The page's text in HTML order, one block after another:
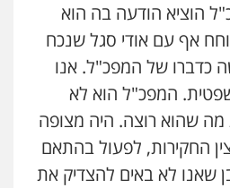
ענבר
מיסים הלבנת הון ייעוץ לעורכי
סולומון
מיסים הלבנת הון
הוציא הודעה בה הוא
אף עם אודי סגל שנכח
כדברו של המפכ"ל. אנו
המפכ"ל הוא לא
מה שהוא רוצה. היה מצופה
החקירות, לפעול בהתאם
שאנו לא באים להצדיק את